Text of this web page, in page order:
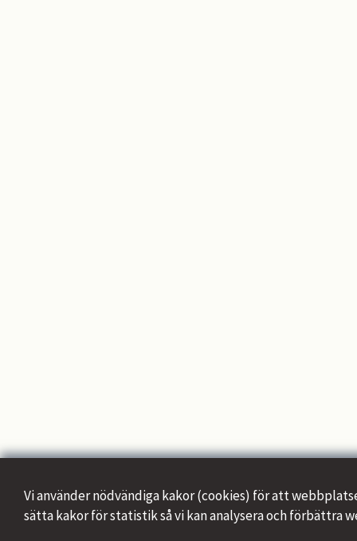
Vi använder nödvändiga kakor (cookies) för att
sätta kakor för statistik så vi kan analysera och förbättra